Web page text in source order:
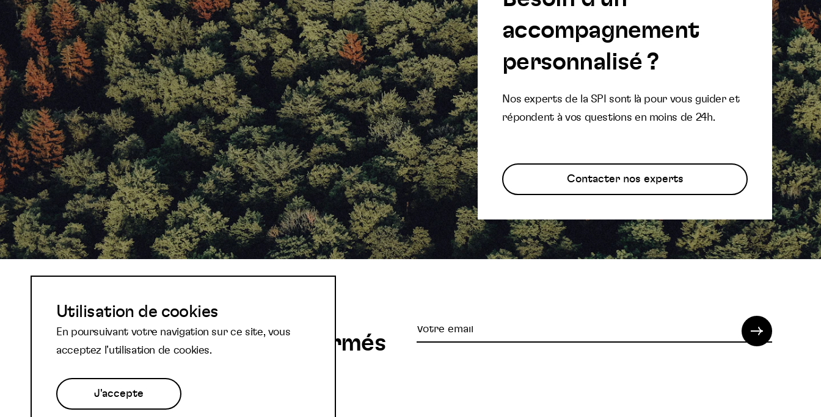
accompagnement
personnalisé ?
Nos experts de la SPI sont là pour vous guider et
répondent à vos questions en moins de 24h.
Contacter nos experts
Abonnez-vous à notre
newsletter et restez informés
Votre
Utilisation de cookies
En poursuivant votre navigation sur ce site, vous
acceptez l’utilisation de cookies.
J'accepte